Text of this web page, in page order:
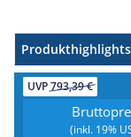
Produkthighlights
UVP793,39 €
(inkl. 19%